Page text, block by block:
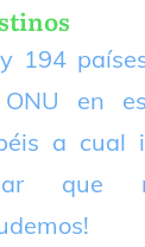
194
en
a cual
que